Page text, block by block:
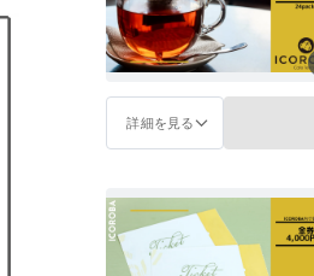
詳細を見る